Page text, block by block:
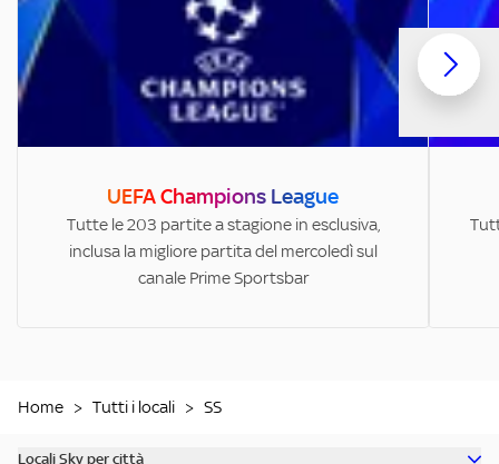
UEFA Champions League
Tutte le 203 partite a stagione in esclusiva,
inclusa la migliore partita del mercoledì sul
canale Prime Sportsbar
Home > Tutti i locali > SS
Locali Sky per città